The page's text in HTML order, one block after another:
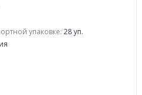
упаковке: 28 уп.